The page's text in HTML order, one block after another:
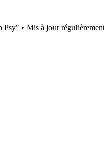
• Mis à jour